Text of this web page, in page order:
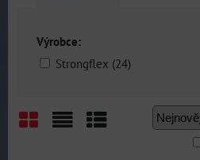
Výrobce:
Strongflex (24)